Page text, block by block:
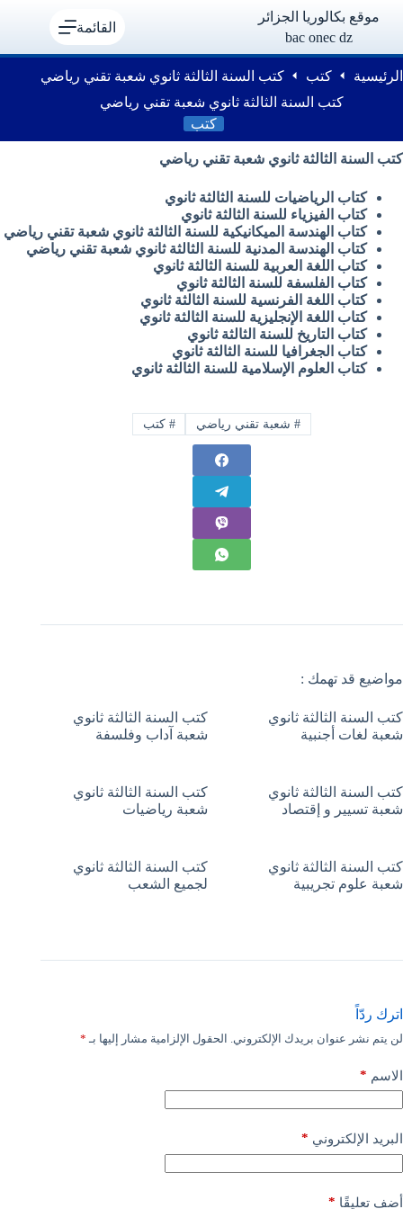
موقع بكالوريا الجزائر
bac onec dz
القائمة
الرئيسية كتب
كتب السنة الثالثة ثانوي شعبة تقني رياضي
كتب السنة الثالثة ثانوي شعبة تقني رياضي
كتب
كتب السنة الثالثة ثانوي شعبة تقني رياضي
كتاب الرياضيات للسنة الثالثة ثانوي
كتاب الفيزياء للسنة الثالثة ثانوي
كتاب الهندسة الميكانيكية للسنة الثالثة ثانوي شعبة تقني رياضي
كتاب الهندسة المدنية للسنة الثالثة ثانوي شعبة تقني رياضي
كتاب اللغة العربية للسنة الثالثة ثانوي
كتاب الفلسفة للسنة الثالثة ثانوي
كتاب اللغة الفرنسية للسنة الثالثة ثانوي
كتاب اللغة الإنجليزية للسنة الثالثة ثانوي
كتاب التاريخ للسنة الثالثة ثانوي
كتاب الجغرافيا للسنة الثالثة ثانوي
كتاب العلوم الإسلامية للسنة الثالثة ثانوي
#شعبة تقني رياضي # كتب
مواضيع قد تهمك :
كتب السنة الثالثة ثانوي
شعبة لغات أجنبية
كتب السنة الثالثة ثانوي
شعبة آداب وفلسفة
كتب السنة الثالثة ثانوي
شعبة تسيير و إقتصاد
كتب السنة الثالثة ثانوي
شعبة رياضيات
كتب السنة الثالثة ثانوي
شعبة علوم تجريبية
كتب السنة الثالثة ثانوي
لجميع الشعب
اترك ردّاً
لن يتم نشر عنوان بريدك الإلكتروني. الحقول الإلزامية مشار إليها بـ *
الاسم *
البريد الإلكتروني *
أضف تعليقًا *